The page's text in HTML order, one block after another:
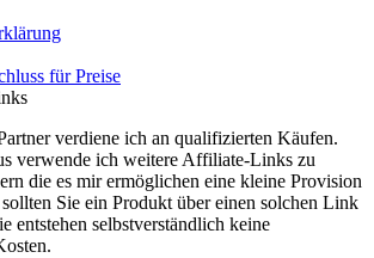
für Preise
verdiene ich an qualifizierten Käufen.
verwende ich weitere Affiliate-Links zu
die es mir ermöglichen eine kleine Provision
Sie ein Produkt über einen solchen Link
entstehen selbstverständlich keine